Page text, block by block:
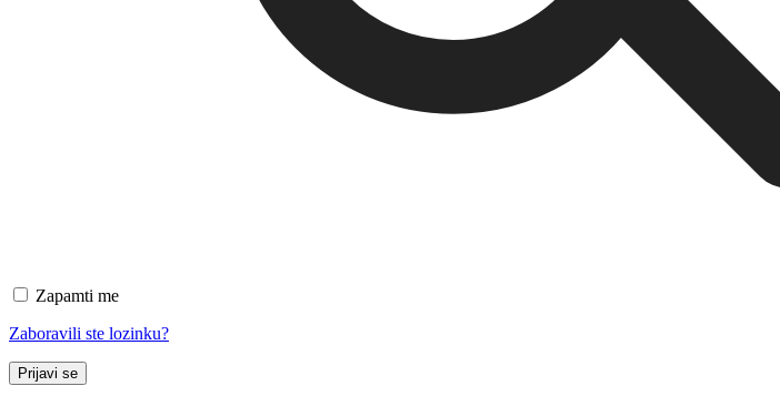
Zapamti me
Zaboravili ste lozinku?
Prijavi se